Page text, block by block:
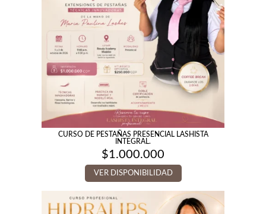
CURSO DE PESTAÑAS PRESENCIAL LASHISTA
INTEGRAL.
$1.000.000
VER DISPONIBILIDAD